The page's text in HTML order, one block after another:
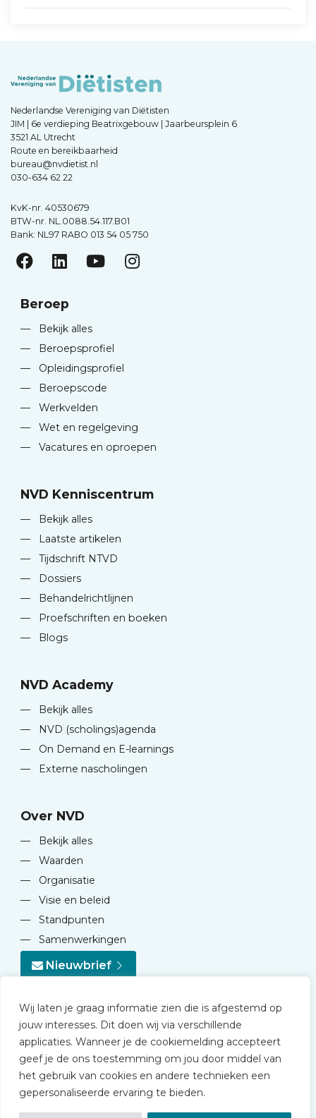
Wij laten je graag informatie zien die is afgestemd op
jouw interesses. Dit doen wij via verschillende
applicaties. Wanneer je de cookiemelding accepteert
geef je de ons toestemming om jou door middel van
het gebruik van cookies en andere technieken een
gepersonaliseerde ervaring te bieden.
Nederlandse Vereniging van Diëtisten
JIM | 6e verdieping Beatrixgebouw | Jaarbeursplein 6
3521 AL Utrecht
Route en bereikbaarheid
bureau@nvdietist.nl
030-634 62 22
KvK-nr. 40530679
BTW-nr. NL.0088.54.117.B01
Bank: NL97 RABO 013 54 05 750
Beroep
—
Bekijk alles
—
Beroepsprofiel
—
Opleidingsprofiel
—
Beroepscode
—
Werkvelden
—
Wet en regelgeving
—
Vacatures en oproepen
NVD Kenniscentrum
—
Bekijk alles
—
Laatste artikelen
—
Tijdschrift NTVD
—
Dossiers
—
Behandelrichtlijnen
—
Proefschriften en boeken
—
Blogs
NVD Academy
—
Bekijk alles
—
NVD (scholings)agenda
—
On Demand en E-learnings
—
Externe nascholingen
Over NVD
—
Bekijk alles
—
Waarden
—
Organisatie
—
Visie en beleid
—
Standpunten
—
Samenwerkingen
Nieuwbrief
© 2026 NVD
Privacy statement
Disclaimer